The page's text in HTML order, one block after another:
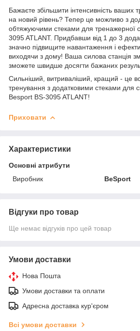
Бажаєте збільшити інтенсивність ваших
на новий рівень? Тепер це можливо з
обтяжуючими стеками для тренажерної
3095 ATLANT. Придбавши від 1 до 3
значно підвищите навантаження і
виходячи з дому! Ваша силова станція
зможете швидше досягти бажаних
Сильніший, витриваліший, кращий - це
тренування з додатковими стеками для
Besport BS-3095 ATLANT!
Приховати
Характеристики
Основні атрибути
Виробник
BeSport
Відгуки про товар
Ще немає відгуків про цей товар
Умови доставки
Нова Пошта
Умови доставки та оплати
Адресна доставка кур'єром
Всі умови доставки